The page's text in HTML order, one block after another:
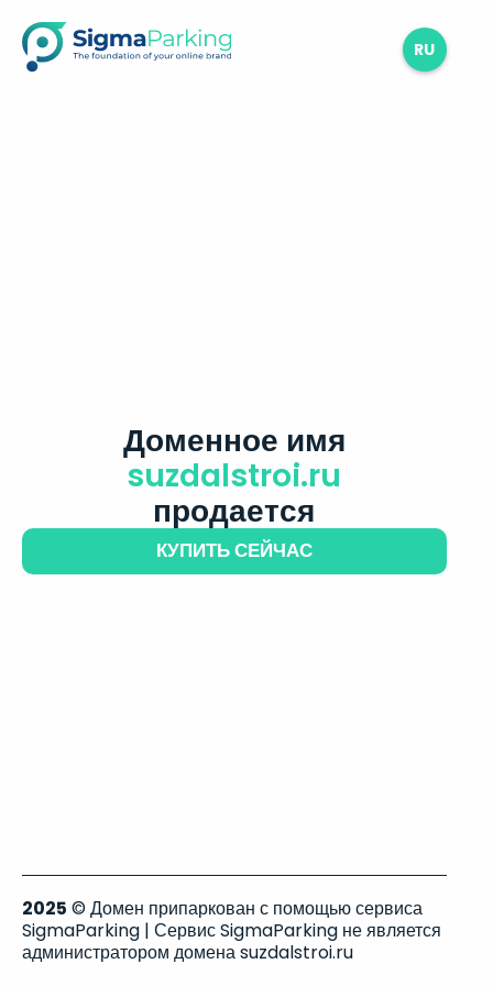
RU
Доменное имя
suzdalstroi.ru
продается
КУПИТЬ СЕЙЧАС
2025 © Домен припаркован с помощью сервиса
SigmaParking | Сервис SigmaParking не является
администратором домена suzdalstroi.ru